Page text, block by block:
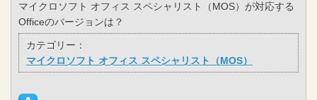
マイクロソフト オフィス スペシャリスト（MOS）が対応する
Officeのバージョンは？
カテゴリー：
マイクロソフト オフィス スペシャリスト（MOS）